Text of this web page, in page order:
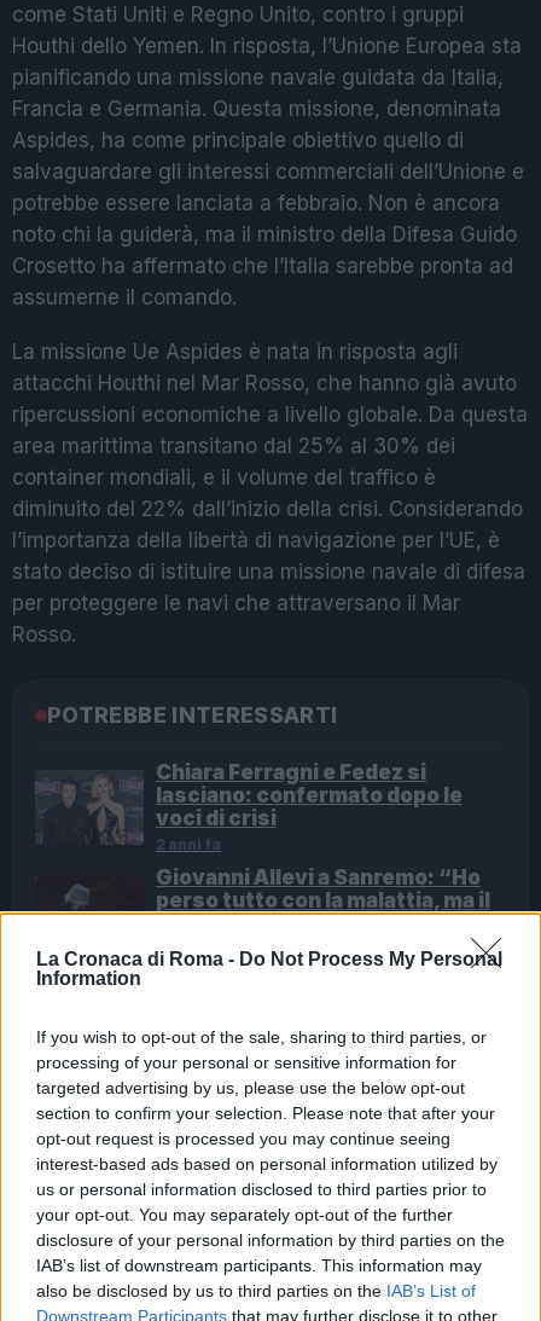
La Cronaca di Roma - Do Not Process My Personal
Information
If you wish to opt-out of the sale, sharing to third parties, or
processing of your personal or sensitive information for
targeted advertising by us, please use the below opt-out
section to confirm your selection. Please note that after your
opt-out request is processed you may continue seeing
interest-based ads based on personal information utilized by
us or personal information disclosed to third parties prior to
your opt-out. You may separately opt-out of the further
disclosure of your personal information by third parties on the
IAB’s list of downstream participants. This information may
also be disclosed by us to third parties on the IAB’s List of
Downstream Participants that may further disclose it to other
come Stati Uniti e Regno Unito, contro i gruppi
Houthi dello Yemen. In risposta, l’Unione Europea sta
pianificando una missione navale guidata da Italia,
Francia e Germania. Questa missione, denominata
Aspides, ha come principale obiettivo quello di
salvaguardare gli interessi commerciali dell’Unione e
potrebbe essere lanciata a febbraio. Non è ancora
noto chi la guiderà, ma il ministro della Difesa Guido
Crosetto ha affermato che l’Italia sarebbe pronta ad
assumerne il comando.
La missione Ue Aspides è nata in risposta agli
attacchi Houthi nel Mar Rosso, che hanno già avuto
ripercussioni economiche a livello globale. Da questa
area marittima transitano dal 25% al 30% dei
container mondiali, e il volume del traffico è
diminuito del 22% dall’inizio della crisi. Considerando
l’importanza della libertà di navigazione per l’UE, è
stato deciso di istituire una missione navale di difesa
per proteggere le navi che attraversano il Mar
Rosso.
POTREBBE INTERESSARTI
Chiara Ferragni e Fedez si
lasciano: confermato dopo le
voci di crisi
2 anni fa
Giovanni Allevi a Sanremo: “Ho
perso tutto con la malattia, ma il
2 anni fa
Tuttavia, caratteristica chiave della missione
Aspides è l’assenza di attacchi nel territorio
yemenita, pur non escludendo l’eventualità di
utilizzare la forza in caso di necessità. Un fatto da
sottolineare è che fino ad ora è stato pubblicato solo
un documento da parte di Francia, Germania e Italia,
e il Consiglio dell’UE ha preso la decisione politica di
sostenere la missione. Tuttavia, non ci sono ancora
dettagli ufficiali circa le scadenze o l’organizzazione
esatta.